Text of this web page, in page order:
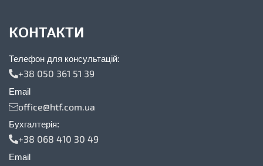
КОНТАКТИ
Телефон для консультацій:
+38 050 361 51 39
Email
office@htf.com.ua
Бухгалтерія:
+38 068 410 30 49
Email